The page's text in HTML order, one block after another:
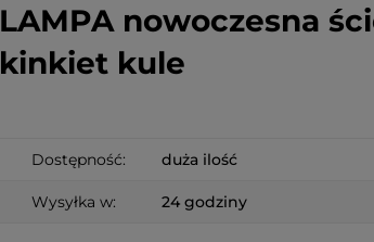
LAMPA nowoczesna
kinkiet kule
Dostępność: duża ilość
Wysyłka w: 24 godziny